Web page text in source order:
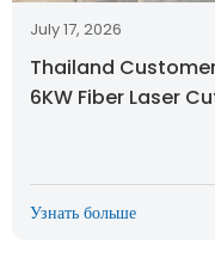
July 17, 2026
Thailand
6KW Fiber Laser
Узнать больше